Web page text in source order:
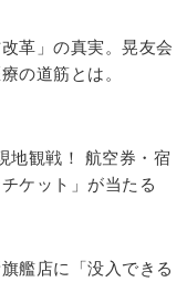
革」の真実。晃友会
の道筋とは。
地観戦！ 航空券・宿
ケット」が当たる
艦店に「没入できる